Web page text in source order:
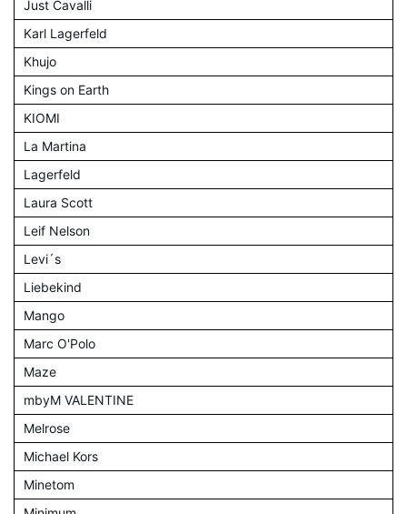
Just Cavalli
Karl Lagerfeld
Khujo
Kings on Earth
KIOMI
La Martina
Lagerfeld
Laura Scott
Leif Nelson
Levi´s
Liebekind
Mango
Marc O'Polo
Maze
mbyM VALENTINE
Melrose
Michael Kors
Minetom